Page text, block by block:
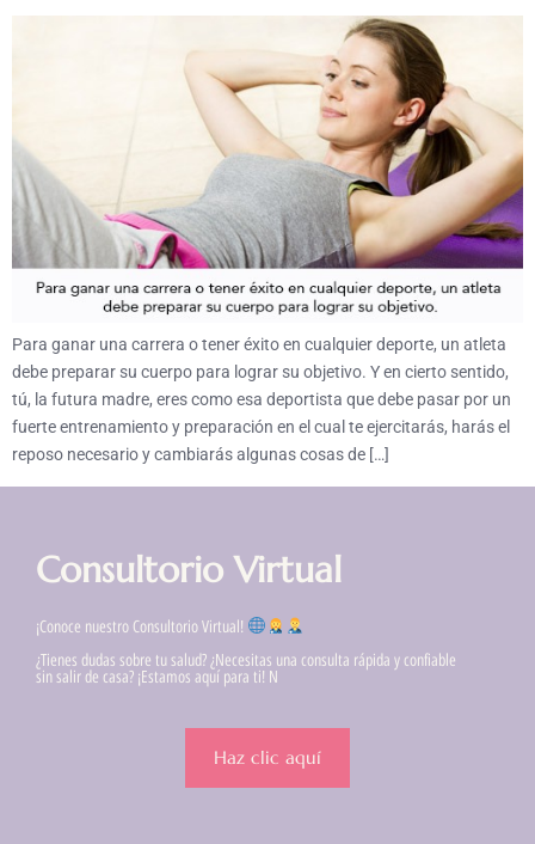
Para ganar una carrera o tener éxito en cualquier deporte, un atleta
debe preparar su cuerpo para lograr su objetivo. Y en cierto sentido,
tú, la futura madre, eres como esa deportista que debe pasar por un
fuerte entrenamiento y preparación en el cual te ejercitarás, harás el
reposo necesario y cambiarás algunas cosas de […]
Consultorio Virtual
¡Conoce nuestro Consultorio Virtual!
¿Tienes dudas sobre tu salud? ¿Necesitas una consulta rápida y confiable
sin salir de casa? ¡Estamos aquí para ti! N
Haz clic aquí